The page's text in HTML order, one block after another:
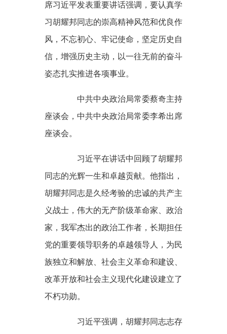
席习近平发表重要讲话强调，要认真学
习胡耀邦同志的崇高精神风范和优良作
风，不忘初心、牢记使命，坚定历史自
信，增强历史主动，以一往无前的奋斗
姿态扎实推进各项事业。
中共中央政治局常委蔡奇主持
座谈会，中共中央政治局常委李希出席
座谈会。
习近平在讲话中回顾了胡耀邦
同志的光辉一生和卓越贡献。他指出，
胡耀邦同志是久经考验的忠诚的共产主
义战士，伟大的无产阶级革命家、政治
家，我军杰出的政治工作者，长期担任
党的重要领导职务的卓越领导人，为民
族独立和解放、社会主义革命和建设、
改革开放和社会主义现代化建设建立了
不朽功勋。
习近平强调，胡耀邦同志志存